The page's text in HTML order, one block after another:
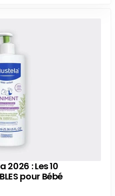
2026 : Les 10
pour Bébé